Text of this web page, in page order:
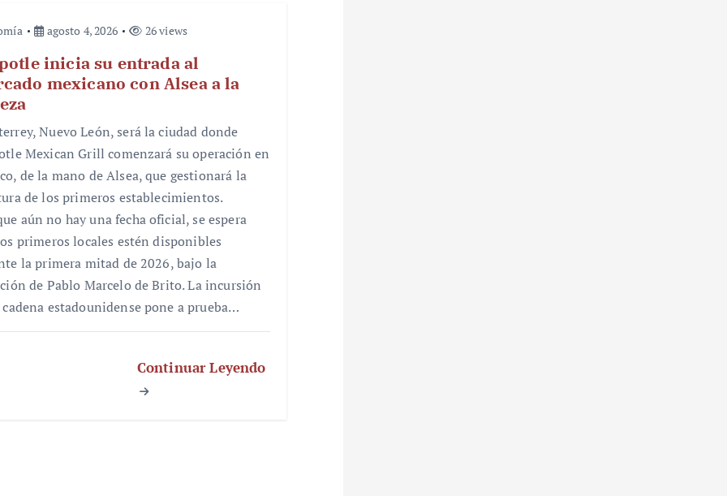
agosto 4, 2026 26 views
inicia su entrada al
mexicano con Alsea a la
Nuevo León, será la ciudad donde
Mexican Grill comenzará su operación en
de la mano de Alsea, que gestionará la
de los primeros establecimientos.
aún no hay una fecha oficial, se espera
primeros locales estén disponibles
la primera mitad de 2026, bajo la
de Pablo Marcelo de Brito. La incursión
cadena estadounidense pone a prueba…
Continuar Leyendo